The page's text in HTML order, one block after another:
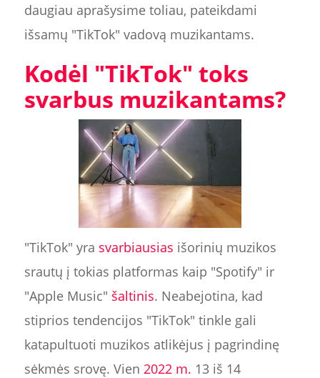
daugiau aprašysime toliau, pateikdami
išsamų "TikTok" vadovą muzikantams.
Kodėl "TikTok" toks
svarbus muzikantams?
"TikTok" yra svarbiausias išorinių muzikos
srautų į tokias platformas kaip "Spotify" ir
"Apple Music" šaltinis. Neabejotina, kad
stiprios tendencijos "TikTok" tinkle gali
katapultuoti muzikos atlikėjus į pagrindinę
sėkmės srovę. Vien 2022 m. 13 iš 14